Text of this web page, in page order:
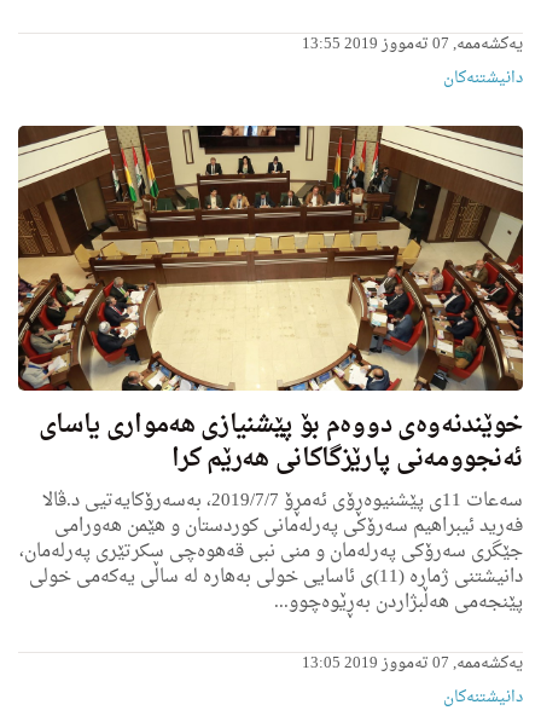
یەکشەممە, 07 تەمووز 2019 13:55
دانیشتنه‌کان
خوێندنه‌وه‌ى دووه‌م بۆ پێشنیازی هه‌مواری یاسای
ئه‌نجوومه‌نی پارێزگاكانی هه‌رێم كرا
سه‌عات 11ى پێشنیوه‌ڕۆی ئه‌مڕۆ 2019/7/7، به‌سه‌رۆكایه‌تیی د.ڤالا
فه‌رید ئیبراهیم سه‌رۆكی په‌رله‌مانی كوردستان و هێمن هه‌ورامی
جێگرى سه‌رۆكی په‌رله‌مان و منى نبى قه‌هوه‌چی سكرتێری په‌رله‌مان،
دانیشتنی ژماره‌ (11)ى ئاسایی خولی به‌هاره‌ له‌ ساڵی یه‌كه‌می خولی
پێنجه‌می هه‌ڵبژاردن به‌ڕێوه‌چوو...
یەکشەممە, 07 تەمووز 2019 13:05
دانیشتنه‌کان